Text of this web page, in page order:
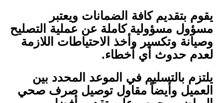
يقوم بتقديم كافة الضمانات ويعتبر
مسؤول مسؤولية كاملة عن عملية التصليح
وصيانة وتكسير وأخذ الاحتياطات اللازمة
لعدم حدوث أي أخطاء.
يلتزم بالتسليم في الموعد المحدد بين
العميل وأيضاً مقاول توصيل صرف صحي